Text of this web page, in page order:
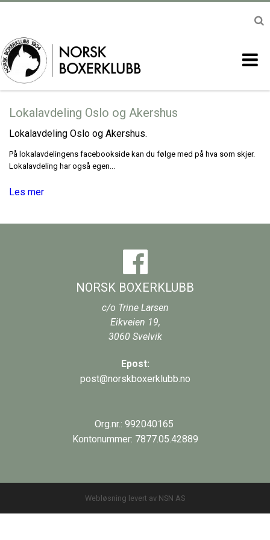
Lokalavdeling Oslo og Akershus
Lokalavdeling Oslo og Akershus.
På lokalavdelingens facebookside kan du følge med på hva som skjer.
Lokalavdeling har også egen...
Les mer
NORSK BOXERKLUBB
c/o Trine Larsen
Eikveien 19,
3060 Svelvik
Epost:
post@norskboxerklubb.no
Org.nr.: 992040165
Kontonummer: 7877.05.42889
Webløsning levert av NSN AS